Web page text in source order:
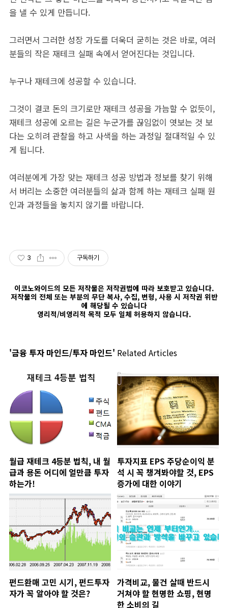
을 낼 수 있게 만듭니다.
그러면서 그러한 성장 가도를 더욱더 굳히는 것은 바로, 여러
분들의 작은 재테크 실패 속에서 얻어진다는 것입니다.
누구나 재테크에 성공할 수 있습니다.
그것이 결코 돈의 크기로만 재테크 성공을 가늠할 수 없듯이,
재테크 성공에 오르는 길은 누군가를 끊임없이 엿보는 것 보
다는 오히려 관찰을 하고 사색을 하는 과정일 절대적일 수 있
게 됩니다.
여러분에게 가장 맞는 재테크 성공 방법과 정보를 찾기 위해
서 버리는 소중한 여러분들의 삶과 함께 하는 재테크 실패 원
인과 과정들을 놓치지 않기를 바랍니다.
3 구독하기
이코노와이드의 모든 저작물은 저작권법에 따라 보호받고 있습니다.
저작물의 전체 또는 부분의 무단 복사, 수집, 변형, 사용 시 저작권 위반
에 해당될 수 있습니다
영리적/비영리적 목적 모두 일체 허용하지 않습니다.
'금융 투자 마인드/투자 마인드' Related Articles
월급 재테크 4등분 법칙, 내 월
급과 용돈 어디에 얼만큼 투자
하는가!
투자지표 EPS 주당순이익 분
석 시 꼭 챙겨봐야할 것, EPS
증가에 대한 이야기
펀드환매 고민 시기, 펀드투자
자가 꼭 알아야 할 것은?
가격비교, 물건 살때 반드시
거쳐야 할 현명한 쇼핑, 현명
한 소비의 길